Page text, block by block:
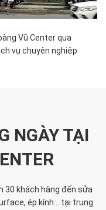
Vũ Center qua
vụ chuyên nghiệp
NGÀY TẠI
30 khách hàng đến sửa
ép kính... tại trung